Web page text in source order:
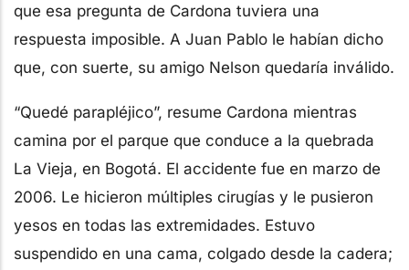
que esa pregunta de Cardona tuviera una
respuesta imposible. A Juan Pablo le habían dicho
que, con suerte, su amigo Nelson quedaría inválido.
“Quedé parapléjico”, resume Cardona mientras
camina por el parque que conduce a la quebrada
La Vieja, en Bogotá. El accidente fue en marzo de
2006. Le hicieron múltiples cirugías y le pusieron
yesos en todas las extremidades. Estuvo
suspendido en una cama, colgado desde la cadera;